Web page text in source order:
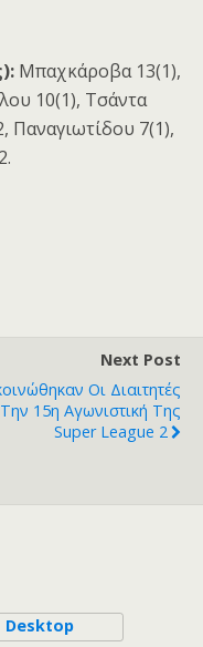
Μπαχκάροβα 13(1),
10(1), Τσάντα
Παναγιωτίδου 7(1),
Next Post
Οι Διαιτητές
15η Αγωνιστική Της
Super League 2
Desktop